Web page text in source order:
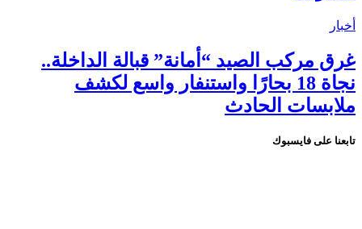
أخبار
غرق مركب الصيد “أمانة” قبالة الداخلة..
نجاة 18 بحارًا واستنفار واسع لكشف
ملابسات الحادث
تابعنا على فايسبوك